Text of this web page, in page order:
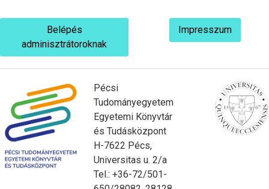
Belépés
adminisztrátoroknak
Impresszum
Pécsi
Tudományegyetem
Egyetemi Könyvtár
és Tudásközpont
H-7622 Pécs,
Universitas u. 2/a
Tel.: +36-72/501-